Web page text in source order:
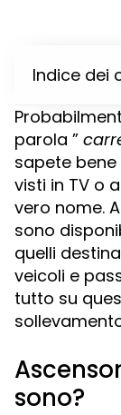
Indice dei
parola ”
sapete
visti in TV o
vero nome.
sono
quelli
veicoli e
tutto su
sono?